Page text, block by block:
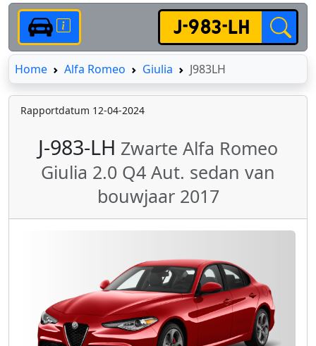
HomeHomeAlfa Romeo Giulia J983LH
Rapportdatum 12-04-2024
J-983-LH Zwarte Alfa Romeo
Giulia 2.0 Q4 Aut. sedan van
bouwjaar 2017